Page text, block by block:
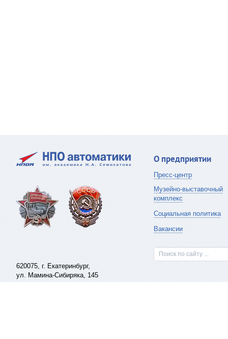
620075, г. Екатеринбург,
ул. Мамина-Сибиряка, 145
О предприятии
Пресс-центр
Музейно-выставочный
комплекс
Социальная политика
Вакансии
Поиск по сайту ...